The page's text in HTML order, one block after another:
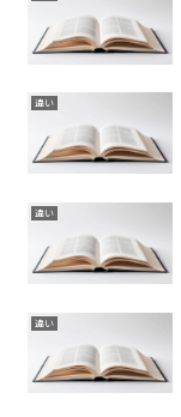
違い
違い
違い